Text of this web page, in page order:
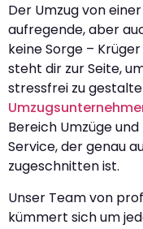
Der Umzug von
aufregende, aber
keine Sorge –
steht dir zur Seite,
stressfrei zu
Bereich Umzüge
Service, der genau
zugeschnitten ist.
Unser Team von
kümmert sich um